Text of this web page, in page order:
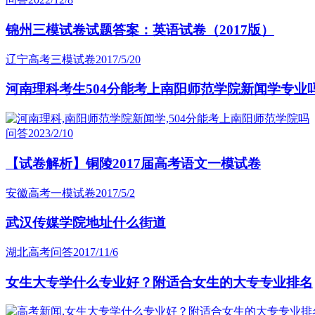
锦州三模试卷试题答案：英语试卷（2017版）
辽宁高考三模试卷2017/5/20
河南理科考生504分能考上南阳师范学院新闻学专业
问答2023/2/10
【试卷解析】铜陵2017届高考语文一模试卷
安徽高考一模试卷2017/5/2
武汉传媒学院地址什么街道
湖北高考问答2017/11/6
女生大专学什么专业好？附适合女生的大专专业排名